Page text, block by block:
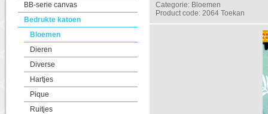
BB-serie canvas
Bedrukte katoen
Bloemen
Dieren
Diverse
Hartjes
Pique
Ruitjes
Categorie: Bloemen
Product code: 2064 Toekan